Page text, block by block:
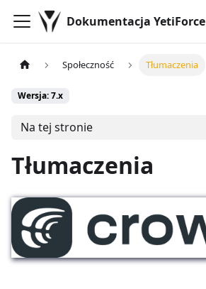
Dokumentacja YetiForce
Społeczność Tłumaczenia
Wersja: 7.x
Na tej stronie
Tłumaczenia